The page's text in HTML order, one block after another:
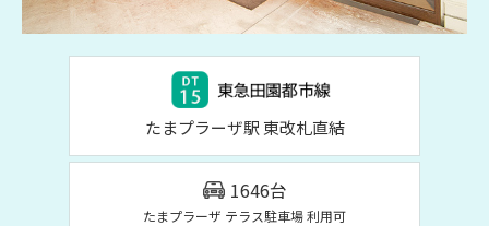
たまプラーザ駅 東改札直結
1646台
たまプラーザ テラス駐車場 利用可